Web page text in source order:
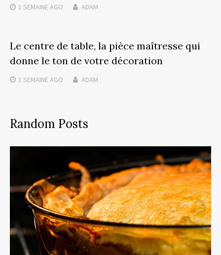
1 SEMAINE AGO ADAM
Le centre de table, la pièce maîtresse qui
donne le ton de votre décoration
1 SEMAINE AGO ADAM
Random Posts